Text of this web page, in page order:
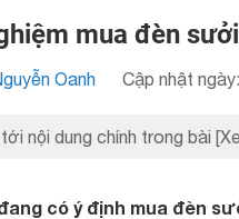
mua đèn
Oanh Cập nhật
nội dung chính trong bài
có ý định mua đèn